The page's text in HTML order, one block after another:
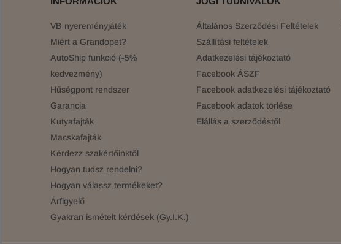
VB nyereményjáték
Miért a Grandopet?
AutoShip funkció (-5%
kedvezmény)
Hűségpont rendszer
Garancia
Kutyafajták
Macskafajták
Kérdezz szakértőinktől
Hogyan tudsz rendelni?
Hogyan válassz termékeket?
Árfigyelő
Gyakran ismételt kérdések (Gy.I.K.)
Általános Szerződési Feltételek
Szállítási feltételek
Adatkezelési tájékoztató
Facebook ÁSZF
Facebook adatkezelési tájékoztató
Facebook adatok törlése
Elállás a szerződéstől